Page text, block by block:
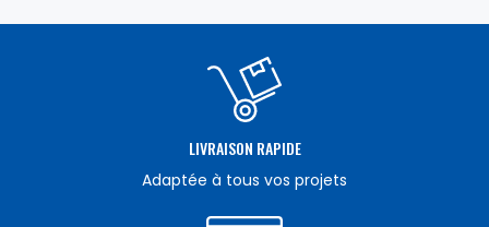
LIVRAISON RAPIDE
Adaptée à tous vos projets